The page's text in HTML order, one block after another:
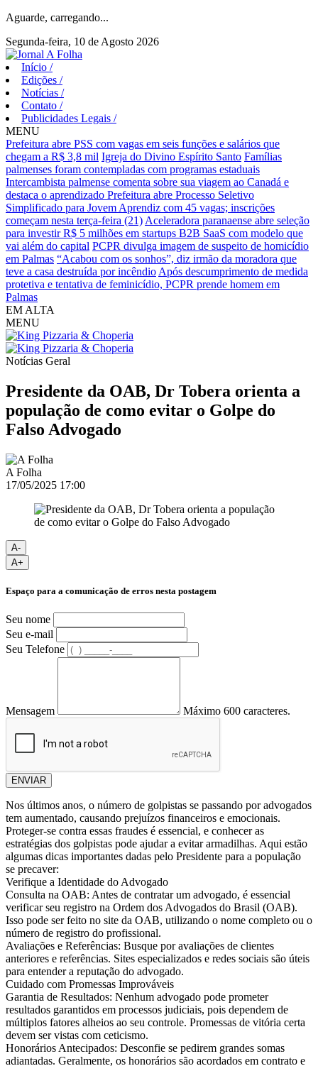
Aguarde, carregando...
Segunda-feira, 10 de Agosto 2026
Início /
Edições /
Notícias /
Contato /
Publicidades Legais /
MENU
Prefeitura abre PSS com vagas em seis funções e salários que
chegam a R$ 3,8 mil Igreja do Divino Espírito Santo Famílias
palmenses foram contempladas com programas estaduais
Intercambista palmense comenta sobre sua viagem ao Canadá e
destaca o aprendizado Prefeitura abre Processo Seletivo
Simplificado para Jovem Aprendiz com 45 vagas; inscrições
começam nesta terça-feira (21) Aceleradora paranaense abre seleção
para investir R$ 5 milhões em startups B2B SaaS com modelo que
vai além do capital PCPR divulga imagem de suspeito de homicídio
em Palmas “Acabou com os sonhos”, diz irmão da moradora que
teve a casa destruída por incêndio Após descumprimento de medida
protetiva e tentativa de feminicídio, PCPR prende homem em
Palmas
EM ALTA
MENU
Notícias Geral
Presidente da OAB, Dr Tobera orienta a
população de como evitar o Golpe do
Falso Advogado
A Folha
17/05/2025 17:00
A-
A+
Espaço para a comunicação de erros nesta postagem
Seu nome
Seu e-mail
Seu Telefone
Mensagem Máximo 600 caracteres.
ENVIAR
Nos últimos anos, o número de golpistas se passando por advogados
tem aumentado, causando prejuízos financeiros e emocionais.
Proteger-se contra essas fraudes é essencial, e conhecer as
estratégias dos golpistas pode ajudar a evitar armadilhas. Aqui estão
algumas dicas importantes dadas pelo Presidente para a população
se precaver:
Verifique a Identidade do Advogado
Consulta na OAB: Antes de contratar um advogado, é essencial
verificar seu registro na Ordem dos Advogados do Brasil (OAB).
Isso pode ser feito no site da OAB, utilizando o nome completo ou o
número de registro do profissional.
Avaliações e Referências: Busque por avaliações de clientes
anteriores e referências. Sites especializados e redes sociais são úteis
para entender a reputação do advogado.
Cuidado com Promessas Improváveis
Garantia de Resultados: Nenhum advogado pode prometer
resultados garantidos em processos judiciais, pois dependem de
múltiplos fatores alheios ao seu controle. Promessas de vitória certa
devem ser vistas com ceticismo.
Honorários Antecipados: Desconfie se pedirem grandes somas
adiantadas. Geralmente, os honorários são acordados em contrato e